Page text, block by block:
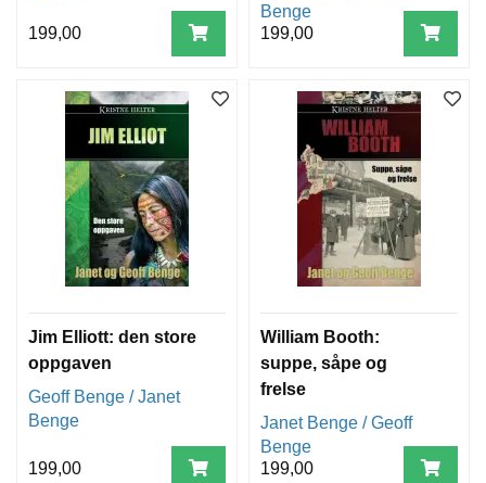
199,00
Benge
199,00
Jim Elliott: den store
oppgaven
Geoff Benge / Janet
Benge
199,00
William Booth:
suppe, såpe og
frelse
Janet Benge / Geoff
Benge
199,00